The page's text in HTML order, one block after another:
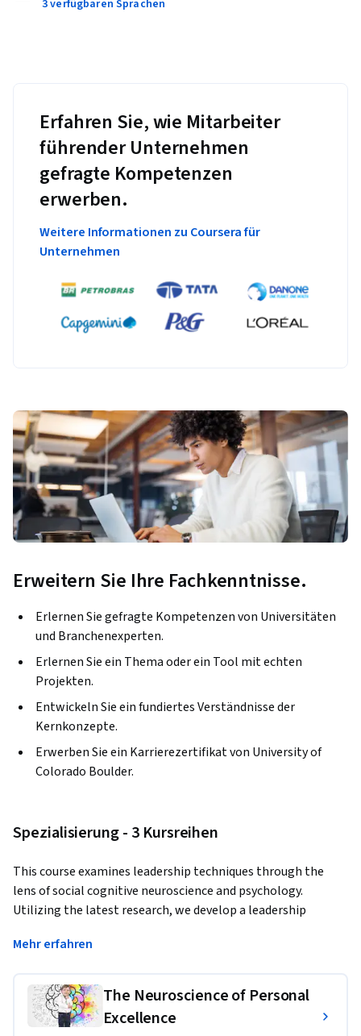
3 verfügbaren Sprachen
Erfahren Sie, wie Mitarbeiter
führender Unternehmen
gefragte Kompetenzen
erwerben.
Weitere Informationen zu Coursera für
Unternehmen
Erweitern Sie Ihre Fachkenntnisse.
Erlernen Sie gefragte Kompetenzen von Universitäten
und Branchenexperten.
Erlernen Sie ein Thema oder ein Tool mit echten
Projekten.
Entwickeln Sie ein fundiertes Verständnisse der
Kernkonzepte.
Erwerben Sie ein Karrierezertifikat von University of
Colorado Boulder.
Spezialisierung - 3 Kursreihen
This course examines leadership techniques through the
lens of social cognitive neuroscience and psychology.
Utilizing the latest research, we develop a leadership
oneself, leading others and leading organizations is covered.
resilience, mental toughness, primal power of storytelling,
improv and creativity, as well as the subtle power of
influence.
Mehr erfahren
The Neuroscience of Personal
Excellence